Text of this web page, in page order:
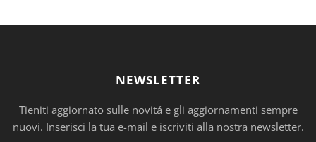
NEWSLETTER
Tieniti aggiornato sulle novitá e gli aggiornamenti sempre
nuovi. Inserisci la tua e-mail e iscriviti alla nostra newsletter.